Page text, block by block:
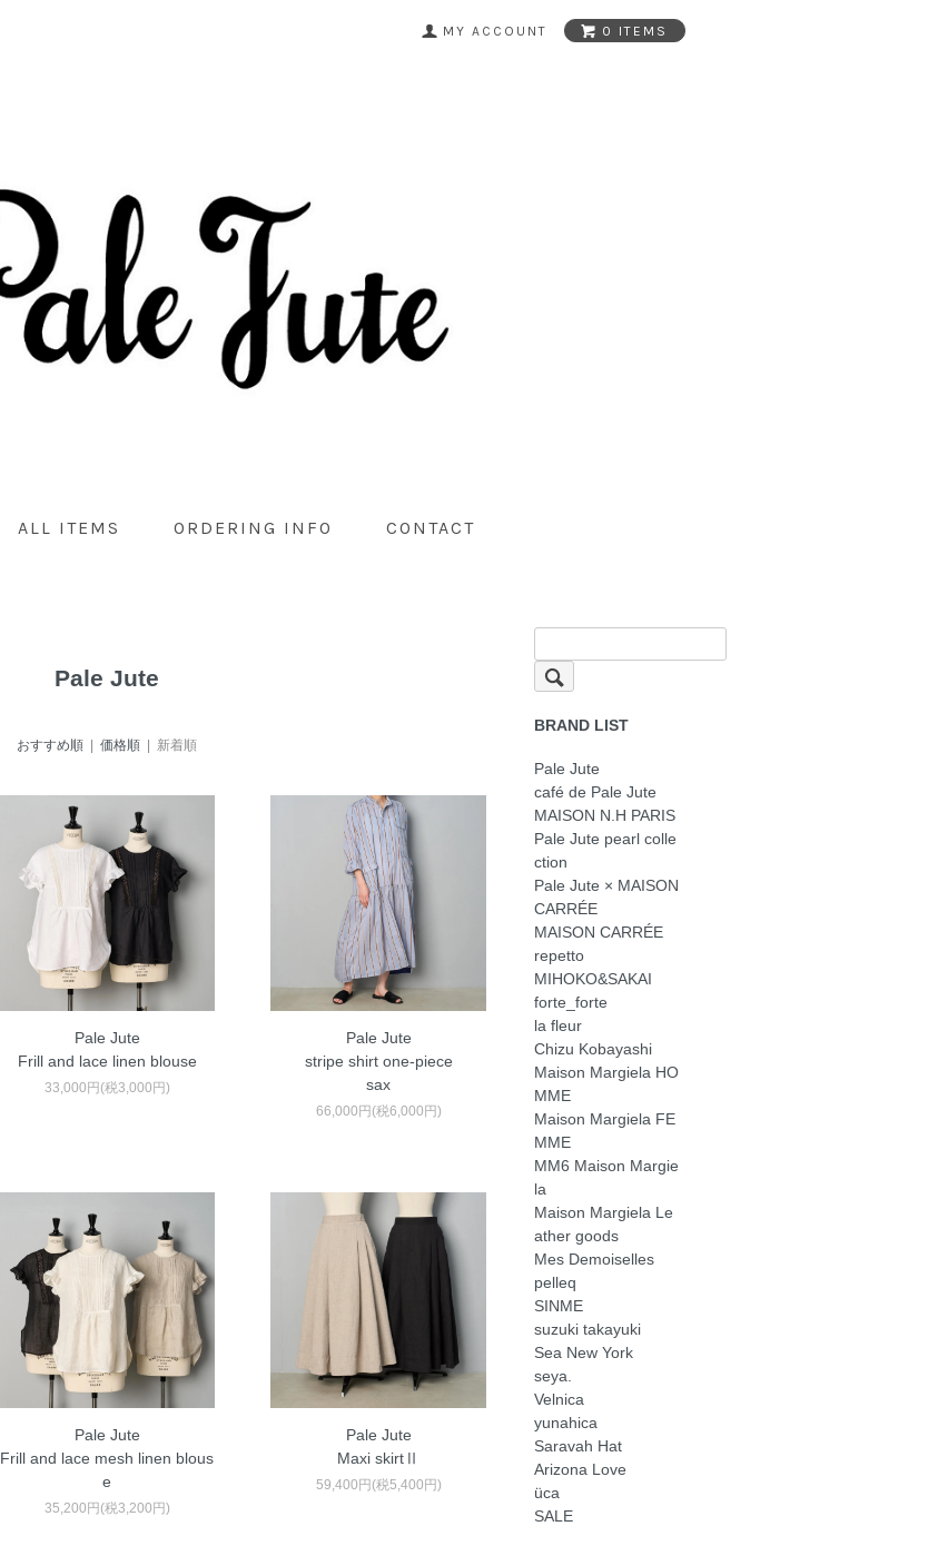
MY ACCOUNT 0 ITEMS
ALL ITEMS ORDERING INFO CONTACT
Pale Jute
おすすめ順 | 価格順 | 新着順
Pale Jute
Frill and lace linen blouse
33,000円(税3,000円)
Pale Jute
stripe shirt one-piece
sax
66,000円(税6,000円)
Pale Jute
Frill and lace mesh linen blous
e
35,200円(税3,200円)
Pale Jute
Maxi skirtⅡ
59,400円(税5,400円)
BRAND LIST
Pale Jute
café de Pale Jute
MAISON N.H PARIS
Pale Jute pearl colle
ction
Pale Jute × MAISON
CARRÉE
MAISON CARRÉE
repetto
MIHOKO&SAKAI
forte_forte
la fleur
Chizu Kobayashi
Maison Margiela HO
MME
Maison Margiela FE
MME
MM6 Maison Margie
la
Maison Margiela Le
ather goods
Mes Demoiselles
pelleq
SINME
suzuki takayuki
Sea New York
seya.
Velnica
yunahica
Saravah Hat
Arizona Love
üca
SALE